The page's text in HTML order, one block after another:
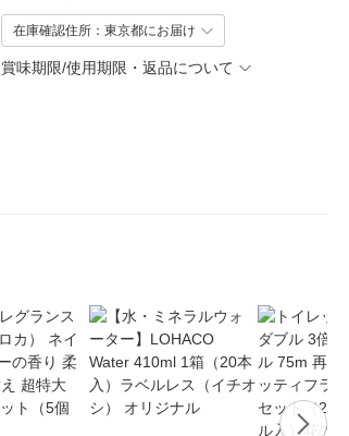
在庫確認住所：東京都にお届け
賞味期限/使用期限・返品について